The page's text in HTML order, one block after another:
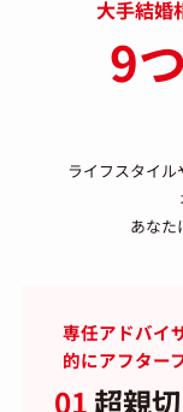
大手結婚
9つ
ライフスタイル
あなた
専任アドバイ
的にアフター
01 超親